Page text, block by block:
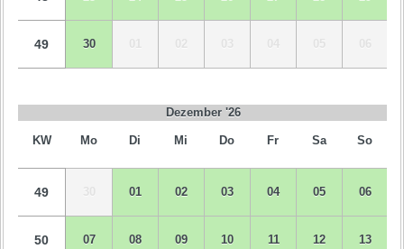
49 30 01 02 03 05 06
Dezember '26
KW Mo Di Mi Do Fr Sa So
49 30 01 02 03 04 05 06
50 07 08 09 10 11 12 13